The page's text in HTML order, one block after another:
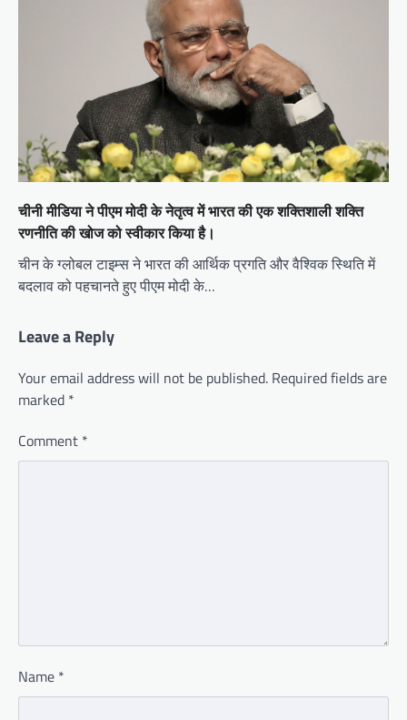
चीनी मीडिया ने पीएम मोदी के नेतृत्व में भारत की एक शक्तिशाली शक्ति
रणनीति की खोज को स्वीकार किया है।
चीन के ग्लोबल टाइम्स ने भारत की आर्थिक प्रगति और वैश्विक स्थिति में
बदलाव को पहचानते हुए पीएम मोदी के…
Leave a Reply
Your email address will not be published. Required fields are
marked *
Comment *
Name *